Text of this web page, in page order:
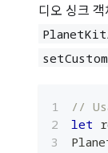
디오 싱크
//
let